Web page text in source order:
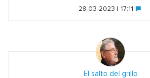
28-03-2023 | 17:11
El salto del grillo